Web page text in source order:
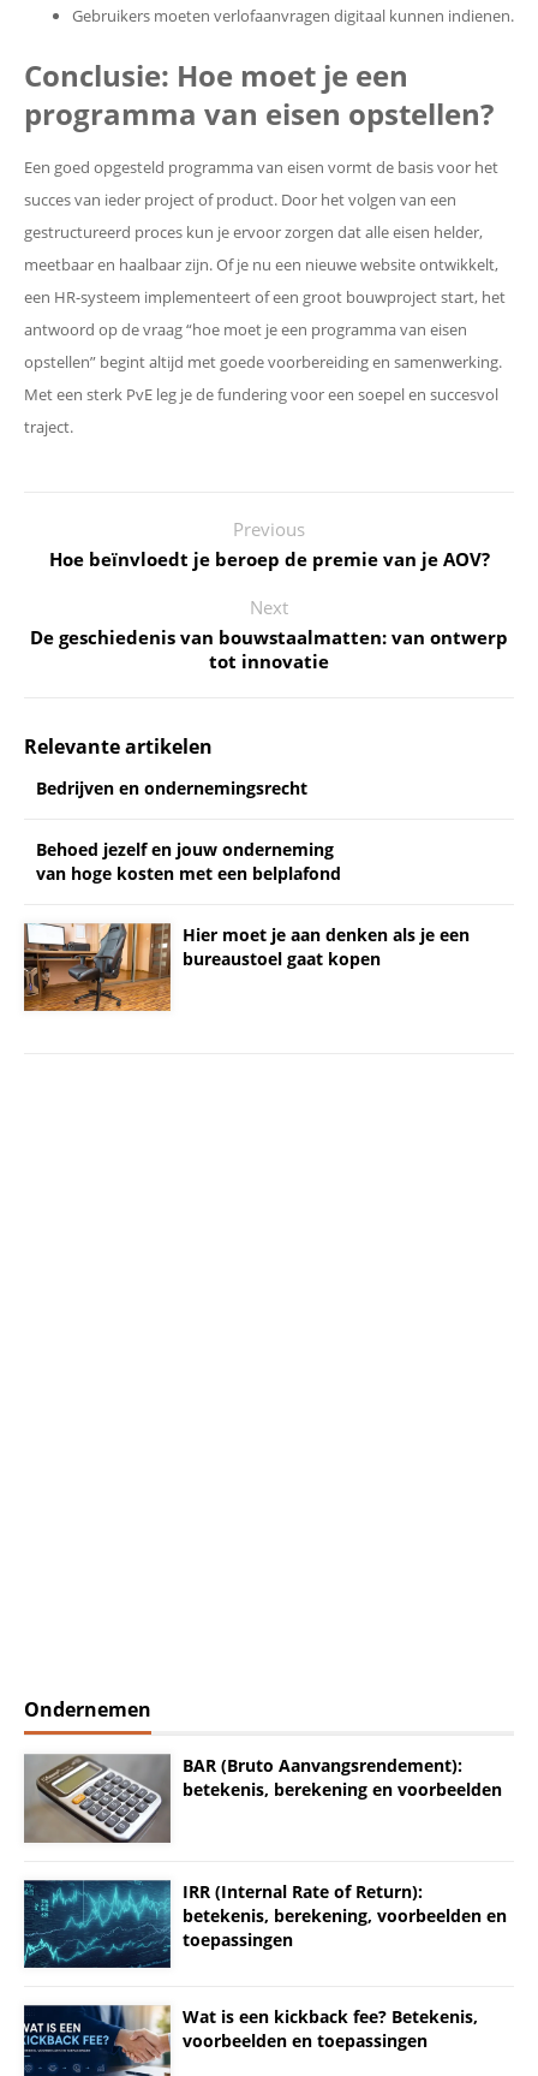
Gebruikers moeten verlofaanvragen digitaal kunnen indienen.
Conclusie: Hoe moet je een
programma van eisen opstellen?
Een goed opgesteld programma van eisen vormt de basis voor het
succes van ieder project of product. Door het volgen van een
gestructureerd proces kun je ervoor zorgen dat alle eisen helder,
meetbaar en haalbaar zijn. Of je nu een nieuwe website ontwikkelt,
een HR-systeem implementeert of een groot bouwproject start, het
antwoord op de vraag “hoe moet je een programma van eisen
opstellen” begint altijd met goede voorbereiding en samenwerking.
Met een sterk PvE leg je de fundering voor een soepel en succesvol
traject.
Previous
Hoe beïnvloedt je beroep de premie van je AOV?
Next
De geschiedenis van bouwstaalmatten: van ontwerp
tot innovatie
Relevante artikelen
Bedrijven en ondernemingsrecht
Behoed jezelf en jouw onderneming
van hoge kosten met een belplafond
Hier moet je aan denken als je een
bureaustoel gaat kopen
Ondernemen
BAR (Bruto Aanvangsrendement):
betekenis, berekening en voorbeelden
IRR (Internal Rate of Return):
betekenis, berekening, voorbeelden en
toepassingen
Wat is een kickback fee? Betekenis,
voorbeelden en toepassingen